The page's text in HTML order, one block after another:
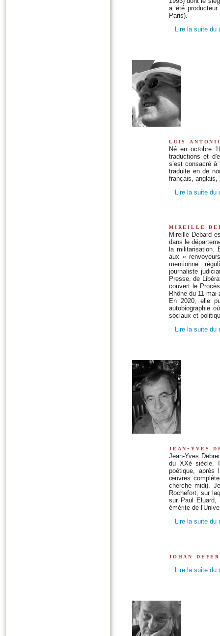
a été
Paris).
Lire la suite du
luis
Né en octobre
traductions et
s’est consacré
traduite en de
français, anglais,
Lire la suite du
mireille
Mireille Debard
dans le
la militarisation.
aux «
mentionne
journaliste
Presse, de
couvert le
Rhône du 11 mai
En 2020, elle
autobiographie
sociaux et
Lire la suite du
jean-yves
Jean-Yves
du XXè siècle.
poétique, après
œuvres
cherche midi).
Rochefort, sur
sur Paul Eluard,
émérite de
Lire la suite du
johan defer
Lire la suite du